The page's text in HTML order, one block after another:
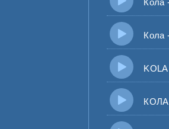
Кола
Кола -
KOLA
КОЛА -